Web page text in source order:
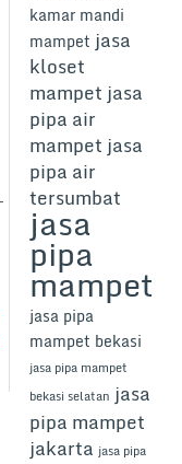
kamar mandi
mampet jasa
kloset
mampet jasa
pipa air
mampet jasa
pipa air
tersumbat
jasa
pipa
mampet
jasa pipa
mampet bekasi
jasa pipa mampet
bekasi selatan jasa
pipa mampet
jakarta jasa pipa